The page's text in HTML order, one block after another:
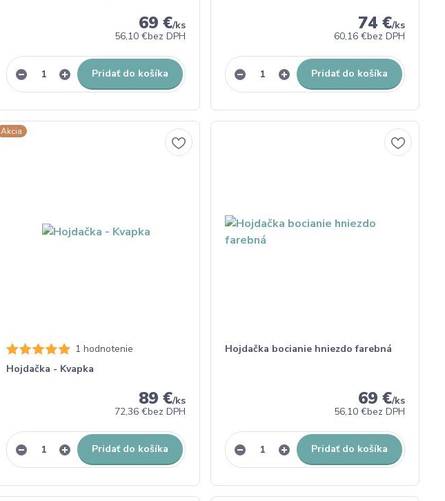
69 €/ks
56,10 €bez DPH
Pridať do košíka
74 €/ks
60,16 €bez DPH
Pridať do košíka
Akcia
1 hodnotenie
Hojdačka - Kvapka
89 €/ks
72,36 €bez DPH
Pridať do košíka
Hojdačka bocianie hniezdo farebná
69 €/ks
56,10 €bez DPH
Pridať do košíka